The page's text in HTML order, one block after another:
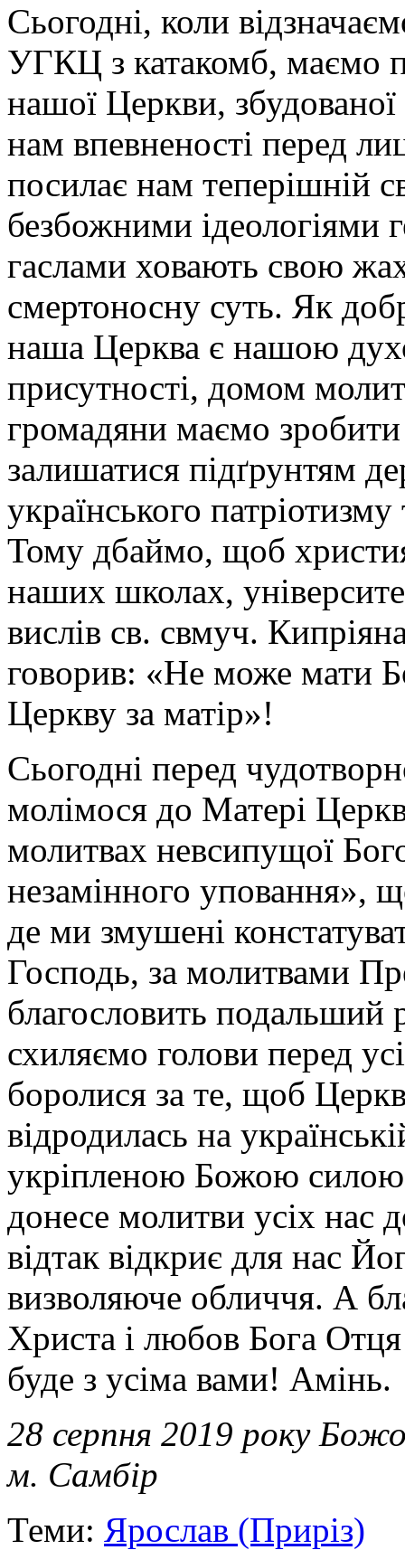
Сьогодні, коли
УГКЦ з катакомб, маємо
нашої Церкви,
нам впевненості перед
посилає нам теперішній
безбожними ідеологіями
гаслами ховають свою
смертоносну суть. Як
наша Церква є нашою
присутності, домом
громадяни маємо
залишатися підґрунтям
українського
Тому дбаймо, щоб
наших школах,
вислів св. свмуч.
говорив: «Не може мати
Церкву за матір»!
Сьогодні перед
молімося до Матері
молитвах невсипущої
незамінного уповання»,
де ми змушені
Господь, за молитвами
благословить
схиляємо голови перед
боролися за те, щоб
відродилась на
укріпленою Божою
донесе молитви усіх нас
відтак відкриє для нас
визволяюче обличчя. А
Христа і любов Бога
буде з усіма вами! Амінь.
28 серпня 2019 року
м. Самбір
Теми: Ярослав (Приріз)